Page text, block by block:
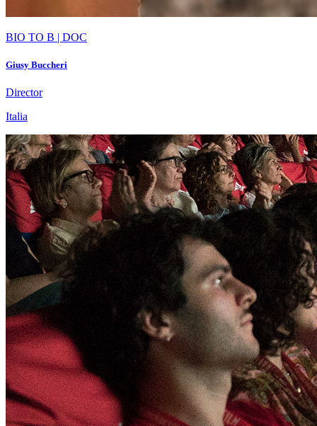
BIO TO B | DOC
Giusy Buccheri
Director
Italia